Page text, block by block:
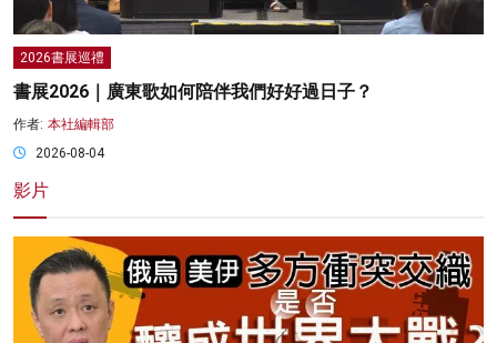
2026書展巡禮
書展2026｜廣東歌如何陪伴我們好好過日子？
作者: 本社編輯部
2026-08-04
影片